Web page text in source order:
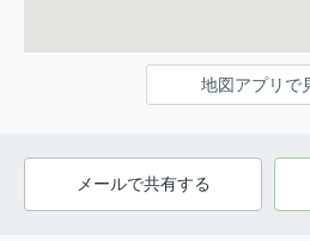
地図アプリで
メールで共有する